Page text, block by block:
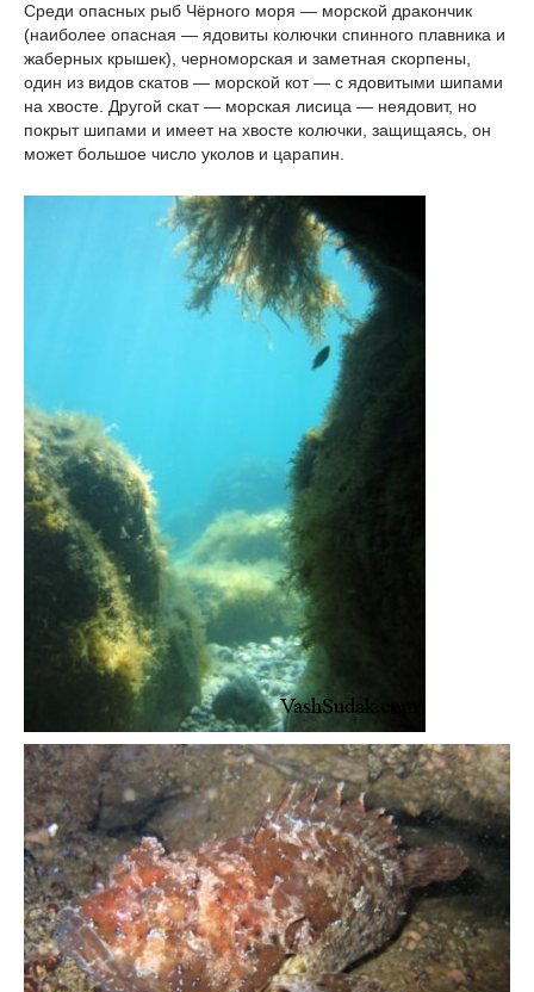
Среди опасных рыб Чёрного моря — морской дракончик
(наиболее опасная — ядовиты колючки спинного плавника и
жаберных крышек), черноморская и заметная скорпены,
один из видов скатов — морской кот — с ядовитыми шипами
на хвосте. Другой скат — морская лисица — неядовит, но
покрыт шипами и имеет на хвосте колючки, защищаясь, он
может большое число уколов и царапин.